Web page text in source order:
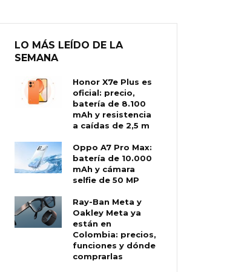
LO MÁS LEÍDO DE LA
SEMANA
Honor X7e Plus es
oficial: precio,
batería de 8.100
mAh y resistencia
a caídas de 2,5 m
Oppo A7 Pro Max:
batería de 10.000
mAh y cámara
selfie de 50 MP
Ray-Ban Meta y
Oakley Meta ya
están en
Colombia: precios,
funciones y dónde
comprarlas